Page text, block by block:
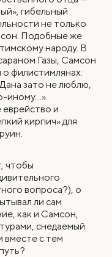
гибельный
не только
Подобные же
народу. В
Газы, Самсон
филистимлянах:
зато не люблю,
иному…».
и
кирпич» для
чтобы
вопроса?), о
ли сам
как и Самсон,
снедаемый
вместе с тем